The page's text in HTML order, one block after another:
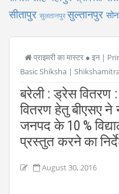
सीतापुर सुलतानपुरसुल्तानपुर
प्राइमरी का मास्टर ● इन |
Basic Shiksha |
बरेली : ड्रेस वितरण
वितरण हेतु बीएसए ने
जनपद के 10 %
प्रस्तुत करने का
August 30, 2016